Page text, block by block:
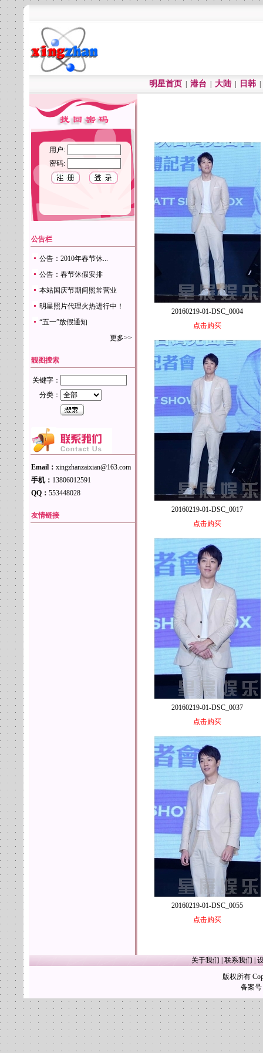
明星首页 港台 大陆 日韩
用户:
密码:
公告栏
公告：2010年春节休...
公告：春节休假安排
本站国庆节期间照常营业
明星照片代理火热进行中！
“五一”放假通知
更多>>
靓图搜索
关键字：
分类：
Email： xingzhanzaixian@163.com
手机： 13806012591
QQ： 553448028
友情链接
20160219-01-DSC_0004
点击购买
20160219-01-DSC_0017
点击购买
20160219-01-DSC_0037
点击购买
20160219-01-DSC_0055
点击购买
关于我们 联系我们
版权所有
备案号